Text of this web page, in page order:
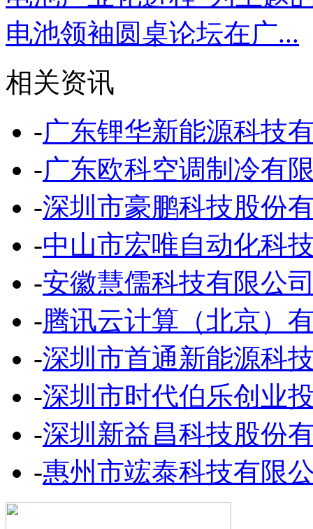
电池领袖圆桌论坛在广...
相关资讯
-广东锂华新能源科技
-广东欧科空调制冷有
-深圳市豪鹏科技股份
-中山市宏唯自动化科
-安徽慧儒科技有限公
-腾讯云计算（北京）
-深圳市首通新能源科
-深圳市时代伯乐创业
-深圳新益昌科技股份
-惠州市竤泰科技有限